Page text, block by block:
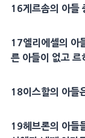
16게르솜의 아들
17엘리에셀의 아
른 아들이 없고 르
18이스할의 아들
19헤브론의 아들